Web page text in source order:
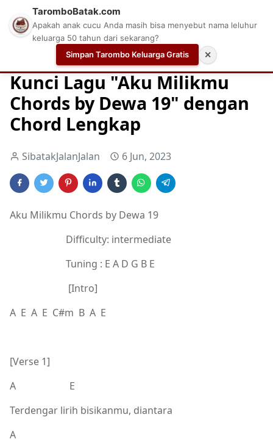
Chord Chord Gitar Chord Gitar Terbaik
Kunci Lagu "Aku Milikmu
Chords by Dewa 19" dengan
Chord Lengkap
SibatakJalanJalan 6 Jun, 2023
Aku Milikmu Chords by Dewa 19
Difficulty: intermediate
Tuning : E A D G B E
[Intro]
A E A E C#m B A E
[Verse 1]
A E
Terdengar lirih bisikanmu, diantara
A
TaromboBatak.com
Apakah anak cucu Anda masih bisa menyebut nama leluhur
keluarga 50 tahun dari sekarang?
Simpan Tarombo Keluarga Gratis
✕